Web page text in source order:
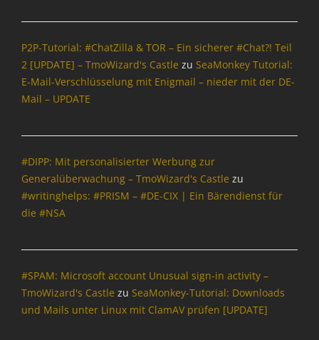
n
,
C
l
a
l
a
m
b
,
P2P-Tutorial: #ChatZilla & TOR – Ein sicherer #Chat?! Teil
2 [UPDATE] – TmoWizard's Castle zu SeaMonkey Tutorial:
E-Mail-Verschlüsselung mit Enigmail – nieder mit der DE-
Mail – UPDATE
#DIPP: Mit personalisierter Werbung zur
Generalüberwachung – TmoWizard's Castle zu
#writinghelps: #PRISM – #DE-CIX | Ein Bärendienst für
die #NSA
#SPAM: Microsoft account Unusual sign-in activity –
TmoWizard's Castle zu SeaMonkey-Tutorial: Downloads
und Mails unter Linux mit ClamAV prüfen [UPDATE]